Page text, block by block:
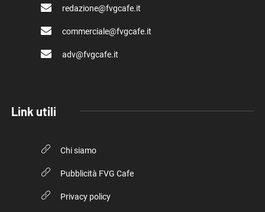
redazione@fvgcafe.it
commerciale@fvgcafe.it
adv@fvgcafe.it
Link utili
Chi siamo
Pubblicità FVG Cafe
Privacy policy